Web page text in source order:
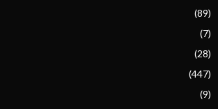
(89)
(7)
(28)
(447)
(9)